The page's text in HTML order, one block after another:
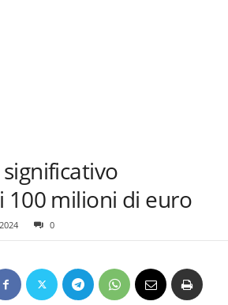
significativo
100 milioni di euro
0